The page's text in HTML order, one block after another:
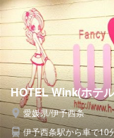
HOTEL Wink(ホテ
愛媛県/伊予西条
伊予西条駅から車で10